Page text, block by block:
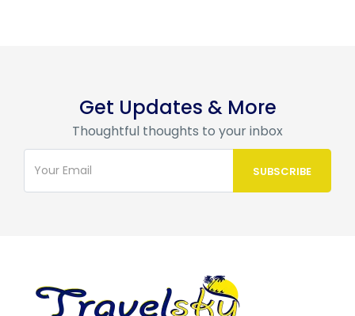
Get Updates & More
Thoughtful thoughts to your inbox